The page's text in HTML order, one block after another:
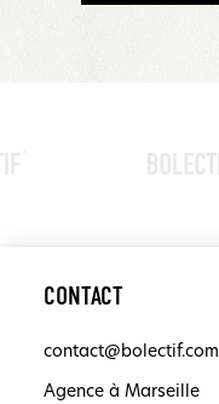
CONTACT
contact@bolectif.com
Agence à Marseille